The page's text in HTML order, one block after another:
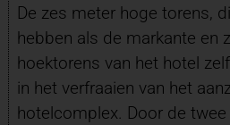
De zes meter hoge torens,
hebben als de markante en
hoektorens van het hotel
in het verfraaien van het
hotelcomplex. Door de twee